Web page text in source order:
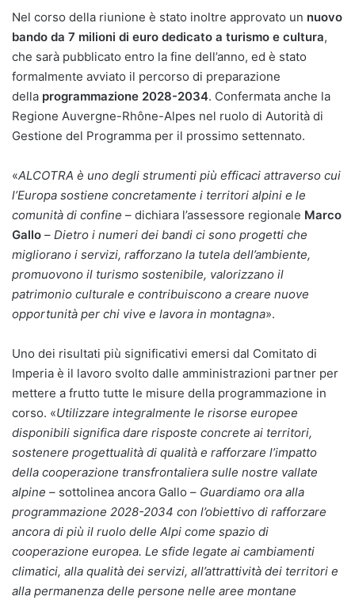
Nel corso della riunione è stato inoltre approvato un nuovo
bando da 7 milioni di euro dedicato a turismo e cultura,
che sarà pubblicato entro la fine dell’anno, ed è stato
formalmente avviato il percorso di preparazione
della programmazione 2028-2034. Confermata anche la
Regione Auvergne-Rhône-Alpes nel ruolo di Autorità di
Gestione del Programma per il prossimo settennato.
«ALCOTRA è uno degli strumenti più efficaci attraverso cui
l’Europa sostiene concretamente i territori alpini e le
comunità di confine – dichiara l’assessore regionale Marco
Gallo – Dietro i numeri dei bandi ci sono progetti che
migliorano i servizi, rafforzano la tutela dell’ambiente,
promuovono il turismo sostenibile, valorizzano il
patrimonio culturale e contribuiscono a creare nuove
opportunità per chi vive e lavora in montagna».
Uno dei risultati più significativi emersi dal Comitato di
Imperia è il lavoro svolto dalle amministrazioni partner per
mettere a frutto tutte le misure della programmazione in
corso. «Utilizzare integralmente le risorse europee
disponibili significa dare risposte concrete ai territori,
sostenere progettualità di qualità e rafforzare l’impatto
della cooperazione transfrontaliera sulle nostre vallate
alpine – sottolinea ancora Gallo – Guardiamo ora alla
programmazione 2028-2034 con l’obiettivo di rafforzare
ancora di più il ruolo delle Alpi come spazio di
cooperazione europea. Le sfide legate ai cambiamenti
climatici, alla qualità dei servizi, all’attrattività dei territori e
alla permanenza delle persone nelle aree montane